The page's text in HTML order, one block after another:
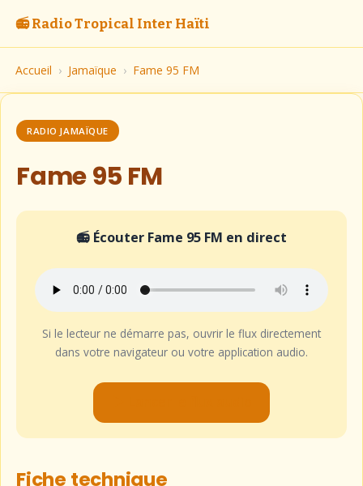
📻 Radio Tropical Inter Haïti
Accueil › Jamaïque › Fame 95 FM
RADIO JAMAÏQUE
Fame 95 FM
📻 Écouter Fame 95 FM en direct
Si le lecteur ne démarre pas, ouvrir le flux directement
dans votre navigateur ou votre application audio.
Fiche technique